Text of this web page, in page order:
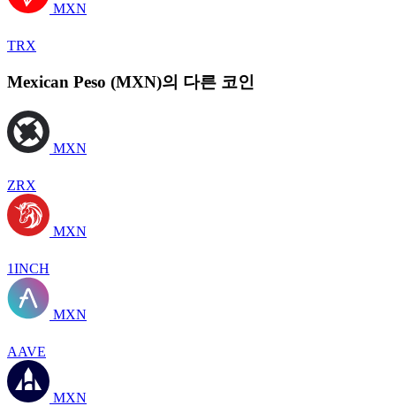
MXN
TRX
Mexican Peso (MXN)의 다른 코인
MXN
ZRX
MXN
1INCH
MXN
AAVE
MXN